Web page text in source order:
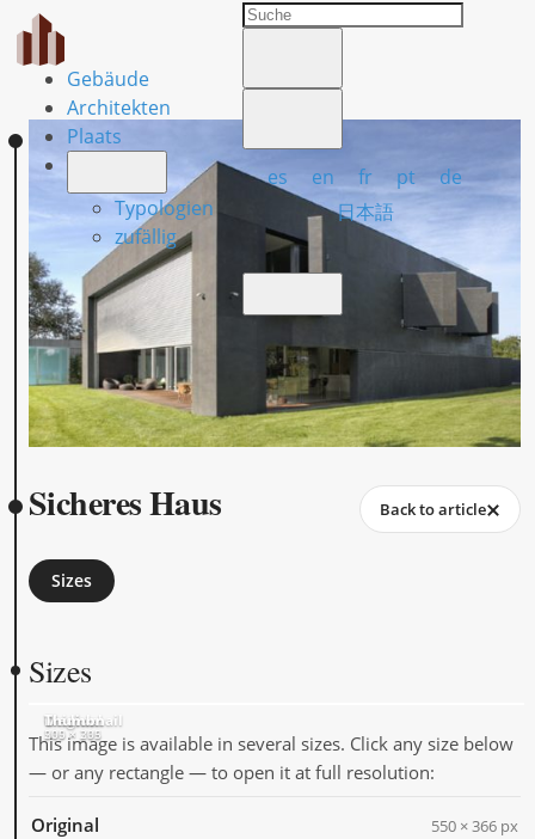
Gebäude
Architekten
Plaats
Typologien
zufällig
es en fr pt
de
日本語
Sicheres Haus Back to article
Sizes
Sizes
Original
550 × 366
Medium
500 × 333
Thumbnail
205 × 205
This image is available in several sizes. Click any size below
— or any rectangle — to open it at full resolution:
Original 550 × 366 px